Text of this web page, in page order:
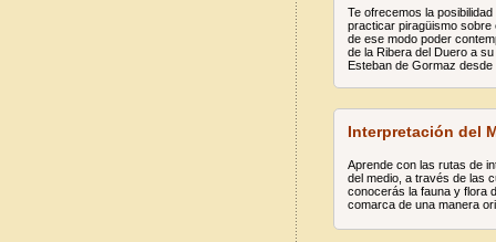
Te ofrecemos la posibilidad
practicar piragüismo sobre
de ese modo poder
de la Ribera del Duero a
Esteban de Gormaz desde
Interpretación del
Aprende con las rutas de
del medio, a través de las
conocerás la fauna y flora
comarca de una manera